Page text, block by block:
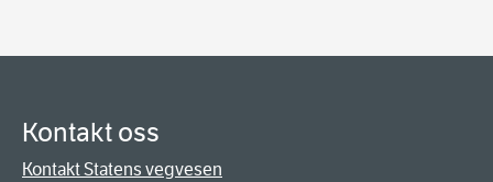
Kontakt oss
Kontakt Statens vegvesen